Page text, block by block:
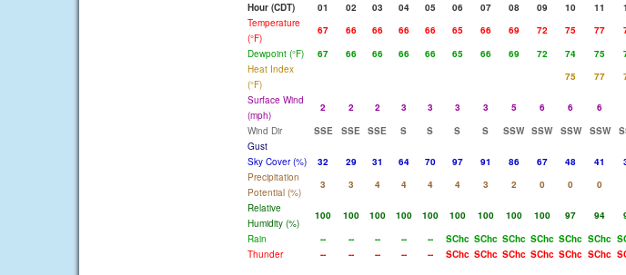
Hour (CDT)
01 02 03 04 05 06 07 08 09 10 11
Temperature
(°F)
67 66 66 66 66 65 66 69 72 75 77
Dewpoint (°F)
67 66 66 66 66 65 66 69 72 74 75
Heat Index
(°F)
75 77
Surface Wind
(mph)
2 2 2 3 3 3 3 5 6 6 6
Wind Dir
SSE SSE SSE S S S S SSW SSW SSW SSW
Gust
Sky Cover (%)
32 29 31 64 70 97 91 86 67 48 41
Precipitation
Potential (%)
3 3 4 4 4 4 3 2 0 0 0
Relative
Humidity (%)
100 100 100 100 100 100 100 100 100 97 94
Rain
-- -- -- -- -- SChc SChc SChc SChc SChc SChc
Thunder
-- -- -- -- -- SChc SChc SChc SChc SChc SChc